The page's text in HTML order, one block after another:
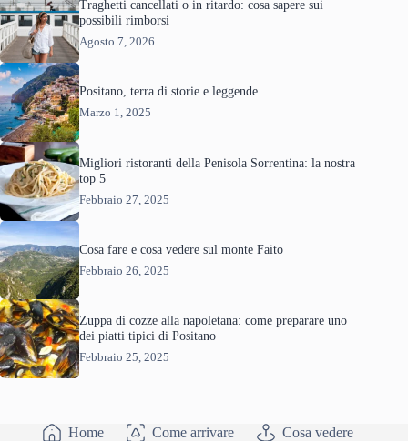
Traghetti cancellati o in ritardo: cosa sapere sui
possibili rimborsi
Agosto 7, 2026
Positano, terra di storie e leggende
Marzo 1, 2025
Migliori ristoranti della Penisola Sorrentina: la nostra
top 5
Febbraio 27, 2025
Cosa fare e cosa vedere sul monte Faito
Febbraio 26, 2025
Zuppa di cozze alla napoletana: come preparare uno
dei piatti tipici di Positano
Febbraio 25, 2025
Home Come arrivare
Cosa vedere